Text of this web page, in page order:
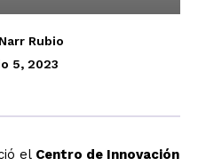
Rubio
5, 2023
el Centro de Innovación